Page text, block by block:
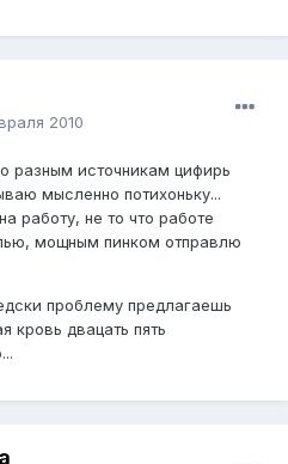
2010
разным источникам цифирь
мысленно потихоньку...
работу, не то что работе
мощным пинком отправлю
проблему предлагаешь
кровь двацать пять